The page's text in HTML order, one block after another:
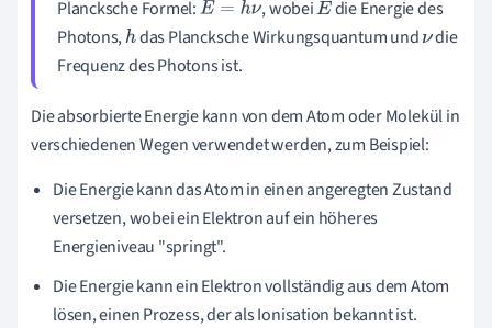
Plancksche Formel:E= hν , wobeiE die Energie des
Photons,hdas Plancksche Wirkungsquantum undνdie
Frequenz des Photons ist.
Die absorbierte Energie kann von dem Atom oder Molekül in
verschiedenen Wegen verwendet werden, zum Beispiel:
Die Energie kann das Atom in einen angeregten Zustand
versetzen, wobei ein Elektron auf ein höheres
Energieniveau "springt".
Die Energie kann ein Elektron vollständig aus dem Atom
lösen, einen Prozess, der als Ionisation bekannt ist.